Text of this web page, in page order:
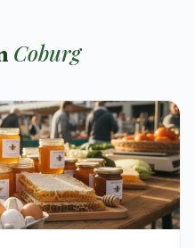
Coburg